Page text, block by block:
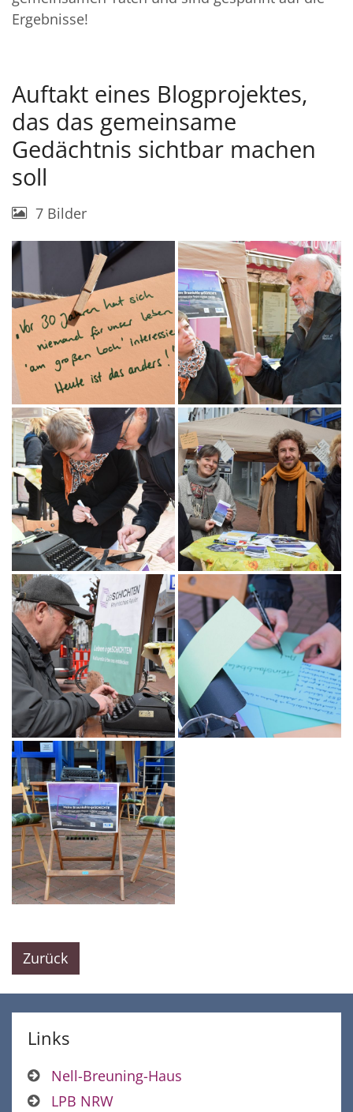
Ergebnisse!
Auftakt eines Blogprojektes,
das das gemeinsame
Gedächtnis sichtbar machen
soll
7 Bilder
Zurück
Links
Nell-Breuning-Haus
LPB NRW